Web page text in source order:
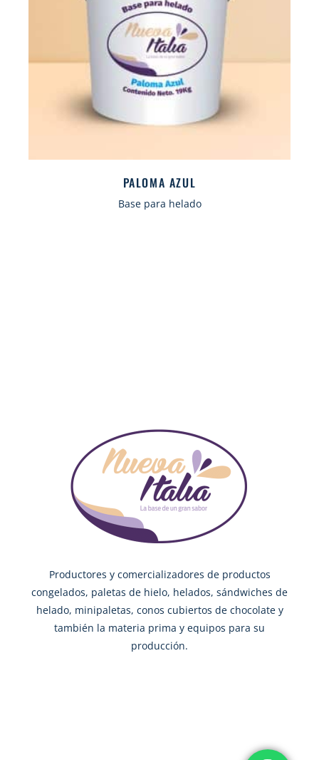
PALOMA AZUL
Base para helado
Productores y comercializadores de productos
congelados, paletas de hielo, helados, sándwiches de
helado, minipaletas, conos cubiertos de chocolate y
también la materia prima y equipos para su
producción.